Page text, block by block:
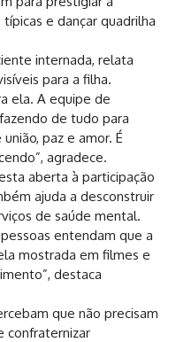
e dançar quadrilha
internada, relata
para a filha.
ela. A equipe de
de tudo para
paz e amor. É
agradece.
aberta à participação
ajuda a desconstruir
de saúde mental.
entendam que a
mostrada em filmes e
destaca
que não precisam
confraternizar